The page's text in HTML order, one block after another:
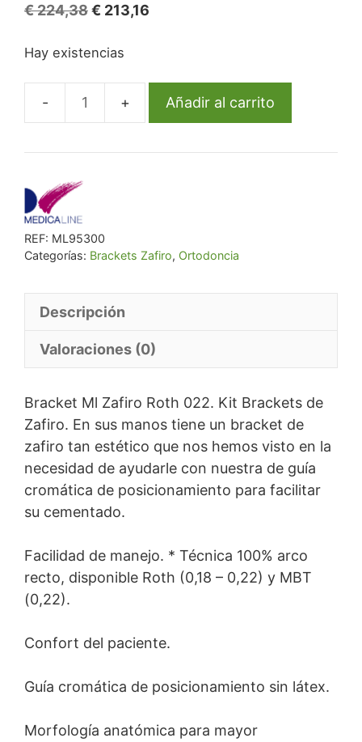
€224,38El
original
€ 224,38.
€ 213,16
€ 213,16.
Hay existencias
Bracket
Zafiro
Añadir al carrito
REF: ML95300
Categorías: Brackets Zafiro, Ortodoncia
Descripción
Valoraciones (0)
Bracket Ml Zafiro Roth 022. Kit Brackets de
Zafiro. En sus manos tiene un bracket de
zafiro tan estético que nos hemos visto en la
necesidad de ayudarle con nuestra de guía
cromática de posicionamiento para facilitar
su cementado.
Facilidad de manejo. * Técnica 100% arco
recto, disponible Roth (0,18 – 0,22) y MBT
(0,22).
Confort del paciente.
Guía cromática de posicionamiento sin látex.
Morfología anatómica para mayor